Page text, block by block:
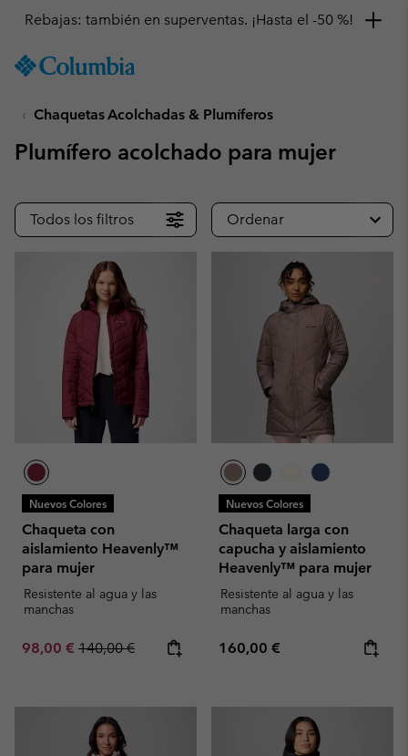
TO
SKIP
MAIN
SKIP
TO
SEARCH
Rebajas: también en superventas. ¡Hasta el -50 %!
Chaquetas Acolchadas & Plumíferos
Plumífero acolchado para mujer
Todos los filtros Ordenar
Nuevos Colores
Chaqueta con
aislamiento Heavenly™
para mujer
Resistente al agua y las
manchas
Sale price:
98,00 € Regular price:
140,00 €
Nuevos Colores
Chaqueta larga con
capucha y aislamiento
Heavenly™ para mujer
Resistente al agua y las
manchas
Regular price:
160,00 €